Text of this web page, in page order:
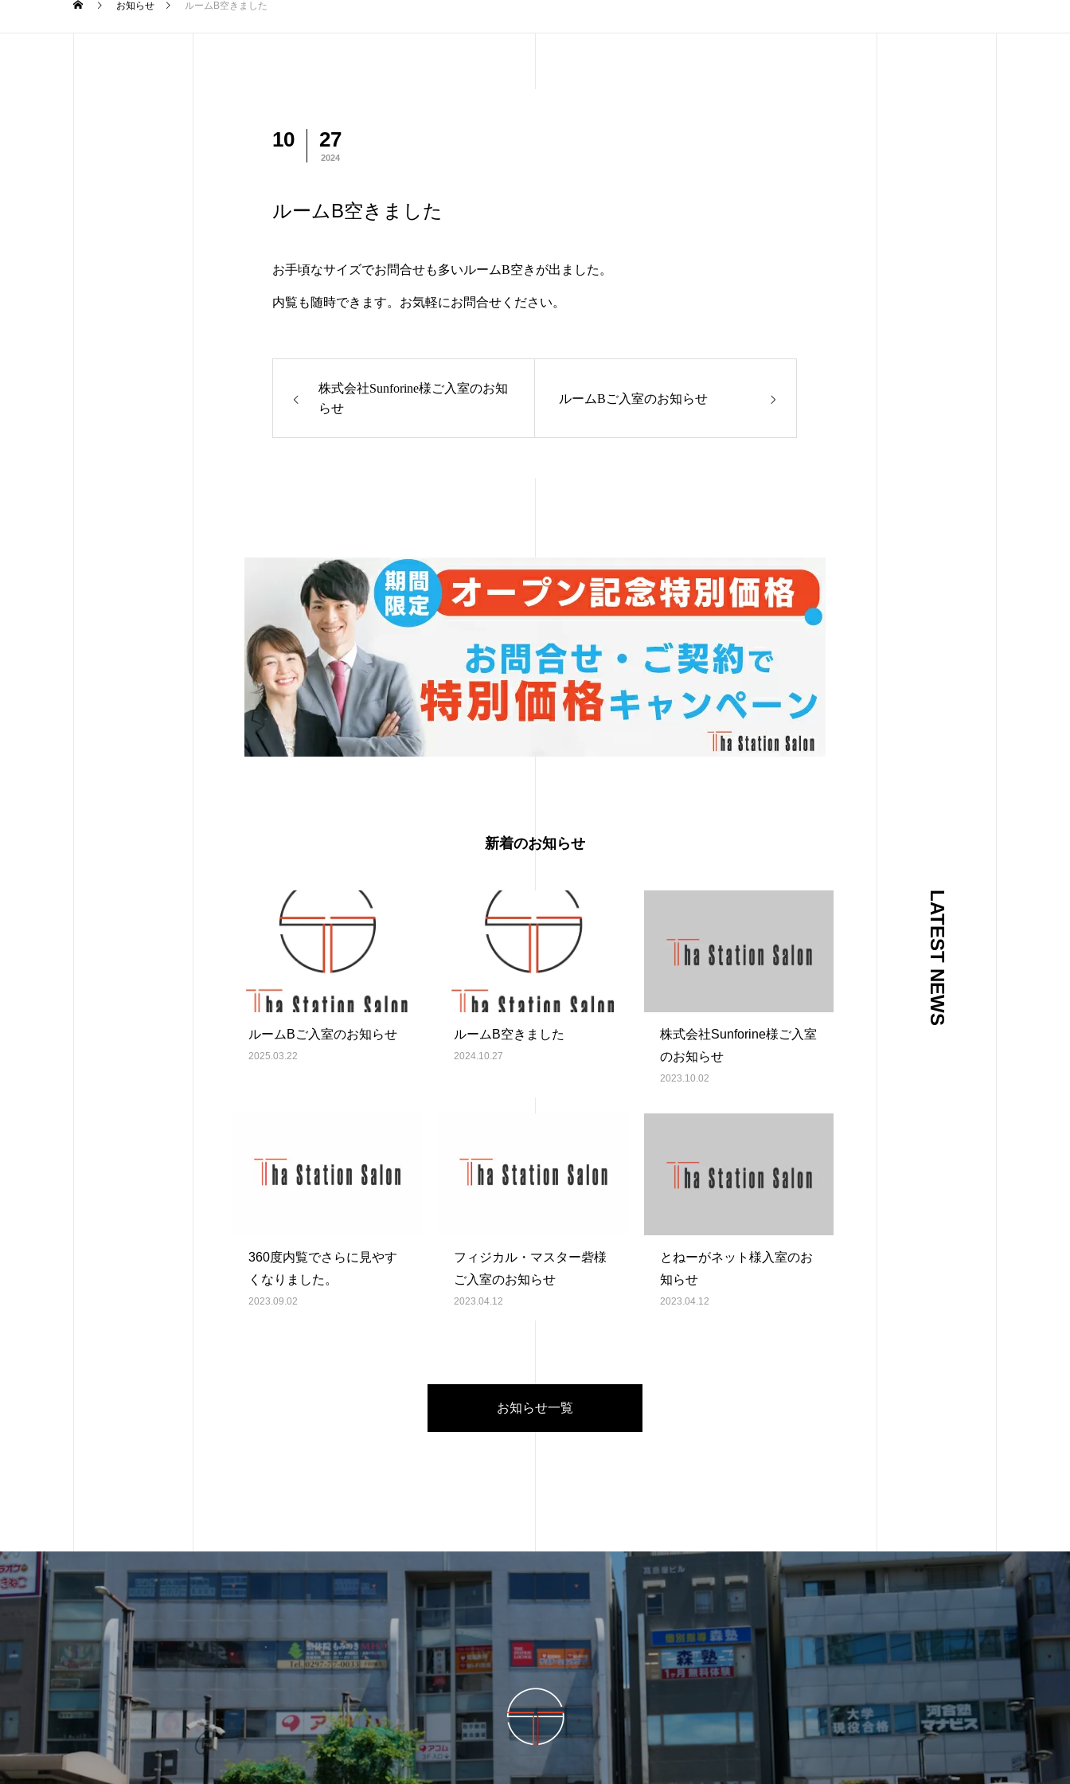
お知らせ ルームB空きました
10 27
2024
ルームB空きました
お手頃なサイズでお問合せも多いルームB空きが出ました。
内覧も随時できます。お気軽にお問合せください。
株式会社Sunforine様ご入室のお知
らせ
ルームBご入室のお知らせ
LATEST NEWS
新着のお知らせ
ルームBご入室のお知らせ
2025.03.22
ルームB空きました
2024.10.27
株式会社Sunforine様ご入室
のお知らせ
2023.10.02
360度内覧でさらに見やす
くなりました。
2023.09.02
フィジカル・マスター砦様
ご入室のお知らせ
2023.04.12
とねーがネット様入室のお
知らせ
2023.04.12
お知らせ一覧